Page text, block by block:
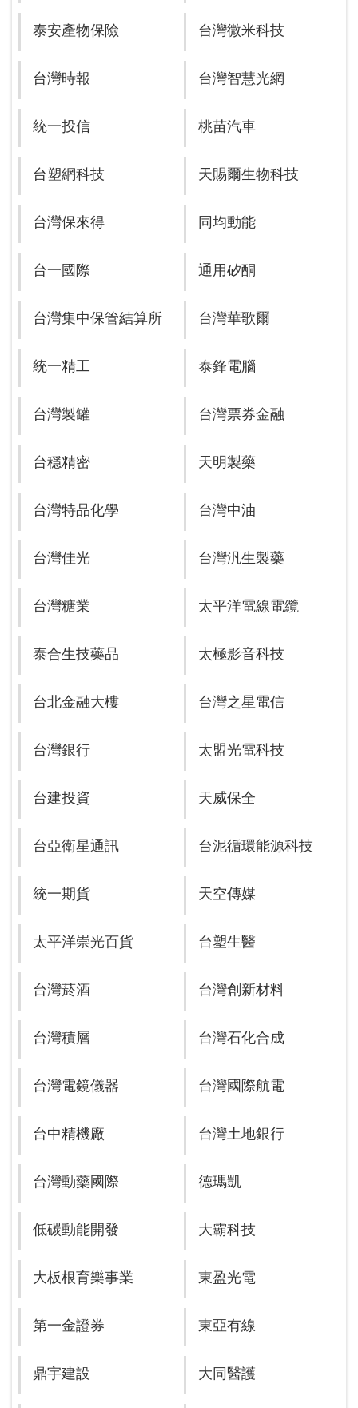
泰安產物保險 台灣微米科技
台灣時報 台灣智慧光網
統一投信 桃苗汽車
台塑網科技 天賜爾生物科技
台灣保來得 同均動能
台一國際 通用矽酮
台灣集中保管結算所 台灣華歌爾
統一精工 泰鋒電腦
台灣製罐 台灣票券金融
台穩精密 天明製藥
台灣特品化學 台灣中油
台灣佳光 台灣汎生製藥
台灣糖業 太平洋電線電纜
泰合生技藥品 太極影音科技
台北金融大樓 台灣之星電信
台灣銀行 太盟光電科技
台建投資 天威保全
台亞衛星通訊 台泥循環能源科技
統一期貨 天空傳媒
太平洋崇光百貨 台塑生醫
台灣菸酒 台灣創新材料
台灣積層 台灣石化合成
台灣電鏡儀器 台灣國際航電
台中精機廠 台灣土地銀行
台灣動藥國際 德瑪凱
低碳動能開發 大霸科技
大板根育樂事業 東盈光電
第一金證券 東亞有線
鼎宇建設 大同醫護